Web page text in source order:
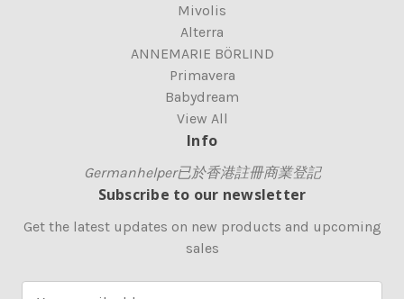
Mivolis
Alterra
ANNEMARIE BÖRLIND
Primavera
Babydream
View All
Info
Germanhelper已於香港註冊商業登記
Subscribe to our newsletter
Get the latest updates on new products and upcoming
sales